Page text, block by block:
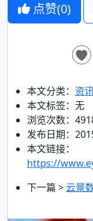
点赞(0)
本文分类： 资
本文标签：无
浏览次数：
发布日期：
本文链接：
https://
下一篇 >云景